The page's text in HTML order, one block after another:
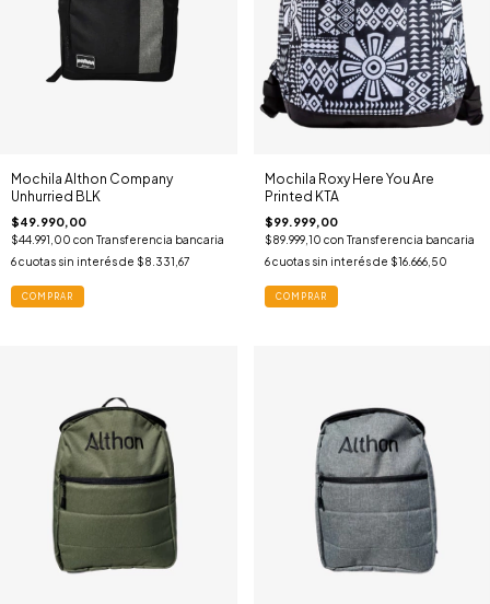
Mochila Althon Company
Unhurried BLK
$49.990,00
$44.991,00 con Transferencia bancaria
6cuotas sin interés de $8.331,67
COMPRAR
Mochila Roxy Here You Are
Printed KTA
$99.999,00
$89.999,10 con Transferencia bancaria
6 cuotas sin interés de $16.666,50
COMPRAR